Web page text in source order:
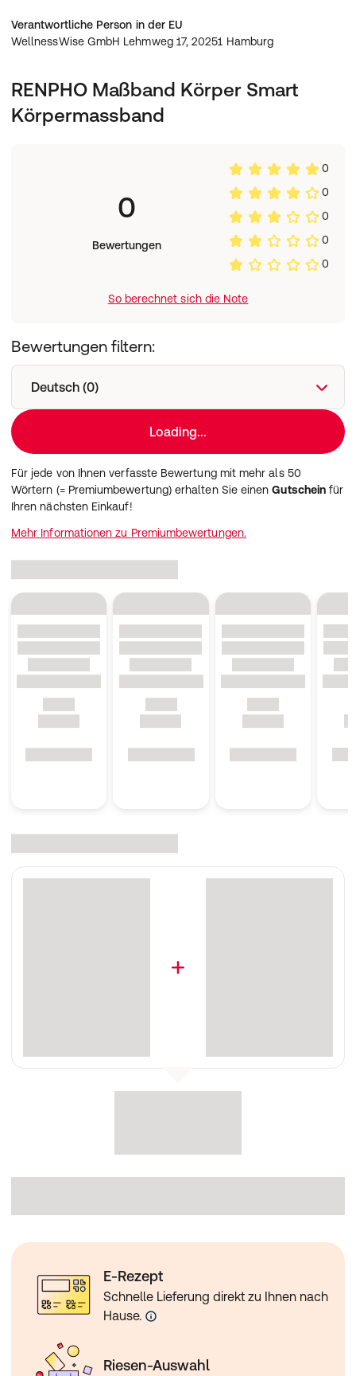
Verantwortliche Person in der EU
WellnessWise GmbH Lehmweg 17, 20251 Hamburg
RENPHO Maßband Körper Smart
Körpermassband
0
Bewertungen
0
0
0
0
0
So berechnet sich die Note
Bewertungen filtern:
Deutsch (0)
Loading...
Für jede von Ihnen verfasste Bewertung mit mehr als 50
Wörtern (= Premiumbewertung) erhalten Sie einenGutschein für
Ihren nächsten Einkauf!
Mehr Informationen zu Premiumbewertungen.
E-Rezept
Schnelle Lieferung direkt zu Ihnen nach
Hause.
Riesen-Auswahl